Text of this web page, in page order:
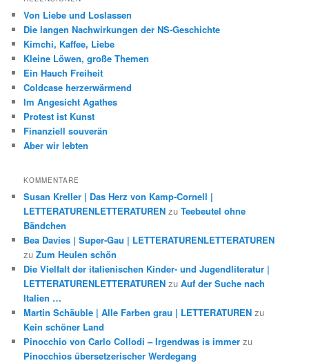
Von Liebe und Loslassen
Die langen Nachwirkungen der NS-Geschichte
Kimchi, Kaffee, Liebe
Kleine Löwen, große Themen
Ein Hauch Freiheit
Coldcase herzerwärmend
Im Angesicht Agathes
Protest ist Kunst
Finanziell souverän
Aber wir lebten
KOMMENTARE
Susan Kreller | Das Herz von Kamp-Cornell |
LETTERATURENLETTERATUREN zuTeebeutel ohne
Bändchen
Bea Davies | Super-Gau | LETTERATURENLETTERATUREN
zuZum Heulen schön
Die Vielfalt der italienischen Kinder- und Jugendliteratur |
LETTERATURENLETTERATUREN zuAuf der Suche nach
Italien …
Martin Schäuble | Alle Farben grau | LETTERATUREN zu
Kein schöner Land
Pinocchio von Carlo Collodi – Irgendwas is immer zu
Pinocchios übersetzerischer Werdegang